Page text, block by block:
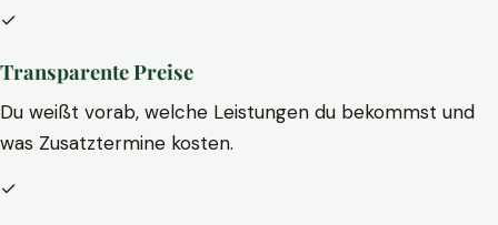
✓
Transparente Preise
Du weißt vorab, welche Leistungen du bekommst und
was Zusatztermine kosten.
✓